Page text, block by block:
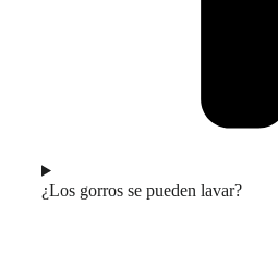
¿Los gorros se pueden lavar?